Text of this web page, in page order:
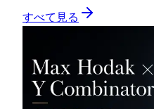
すべて見る